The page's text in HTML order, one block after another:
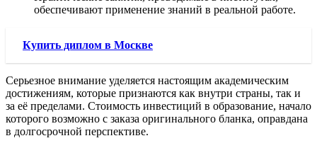
обеспечивают применение знаний в реальной работе.
Купить диплом в Москве
Серьезное внимание уделяется настоящим академическим
достижениям, которые признаются как внутри страны, так и
за её пределами. Стоимость инвестиций в образование, начало
которого возможно с заказа оригинального бланка, оправдана
в долгосрочной перспективе.